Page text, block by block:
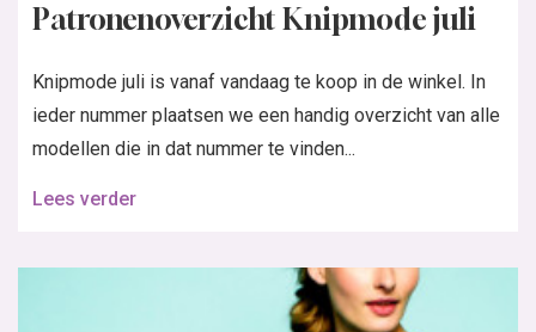
Patronenoverzicht Knipmode juli
Knipmode juli is vanaf vandaag te koop in de winkel. In
ieder nummer plaatsen we een handig overzicht van alle
modellen die in dat nummer te vinden...
Lees verder